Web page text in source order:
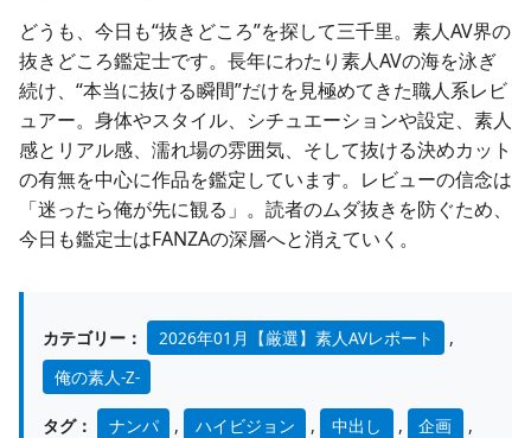
どうも、今日も“抜きどころ”を探して三千里。素人AV界の
抜きどころ鑑定士です。長年にわたり素人AVの海を泳ぎ
続け、“本当に抜ける瞬間”だけを見極めてきた職人系レビ
ュアー。身体やスタイル、シチュエーションや設定、素人
感とリアル感、濡れ場の雰囲気、そして抜ける決めカット
の有無を中心に作品を鑑定しています。レビューの信念は
「迷ったら俺が先に観る」。読者のムダ抜きを防ぐため、
今日も鑑定士はFANZAの深層へと消えていく。
カテゴリー： 2026年01月【厳選】素人AVレポート
,
俺の素人-Z-
タグ： ナンパ , ハイビジョン , 中出し , 企画
,